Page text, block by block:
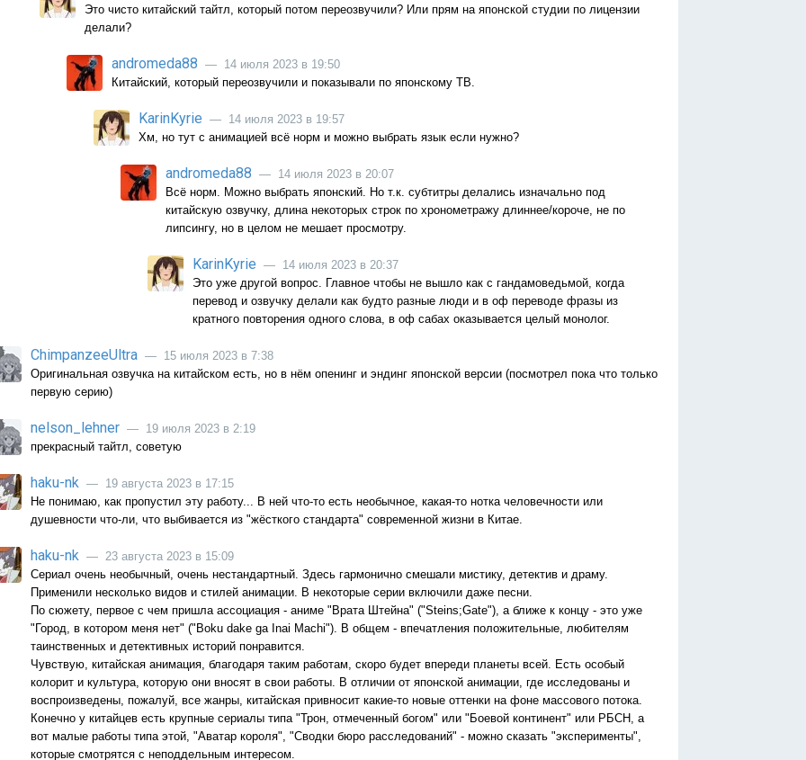
Это чисто китайский тайтл, который потом переозвучили? Или прям на японской студии по лицензии
делали?
andromeda88 — 14 июля 2023 в 19:50
Китайский, который переозвучили и показывали по японскому ТВ.
KarinKyrie — 14 июля 2023 в 19:57
Хм, но тут с анимацией всё норм и можно выбрать язык если нужно?
andromeda88 — 14 июля 2023 в 20:07
Всё норм. Можно выбрать японский. Но т.к. субтитры делались изначально под
китайскую озвучку, длина некоторых строк по хронометражу длиннее/короче, не по
липсингу, но в целом не мешает просмотру.
KarinKyrie — 14 июля 2023 в 20:37
Это уже другой вопрос. Главное чтобы не вышло как с гандамоведьмой, когда
перевод и озвучку делали как будто разные люди и в оф переводе фразы из
кратного повторения одного слова, в оф сабах оказывается целый монолог.
ChimpanzeeUltra — 15 июля 2023 в 7:38
Оригинальная озвучка на китайском есть, но в нём опенинг и эндинг японской версии (посмотрел пока что только
первую серию)
nelson_lehner — 19 июля 2023 в 2:19
прекрасный тайтл, советую
haku-nk — 19 августа 2023 в 17:15
Не понимаю, как пропустил эту работу... В ней что-то есть необычное, какая-то нотка человечности или
душевности что-ли, что выбивается из "жёсткого стандарта" современной жизни в Китае.
haku-nk — 23 августа 2023 в 15:09
Сериал очень необычный, очень нестандартный. Здесь гармонично смешали мистику, детектив и драму.
Применили несколько видов и стилей анимации. В некоторые серии включили даже песни.
По сюжету, первое с чем пришла ассоциация - аниме "Врата Штейна" ("Steins;Gate"), а ближе к концу - это уже
"Город, в котором меня нет" ("Boku dake ga Inai Machi"). В общем - впечатления положительные, любителям
таинственных и детективных историй понравится.
Чувствую, китайская анимация, благодаря таким работам, скоро будет впереди планеты всей. Есть особый
колорит и культура, которую они вносят в свои работы. В отличии от японской анимации, где исследованы и
воспроизведены, пожалуй, все жанры, китайская привносит какие-то новые оттенки на фоне массового потока.
Конечно у китайцев есть крупные сериалы типа "Трон, отмеченный богом" или "Боевой континент" или РБСН, а
вот малые работы типа этой, "Аватар короля", "Сводки бюро расследований" - можно сказать "эксперименты",
которые смотрятся с неподдельным интересом.